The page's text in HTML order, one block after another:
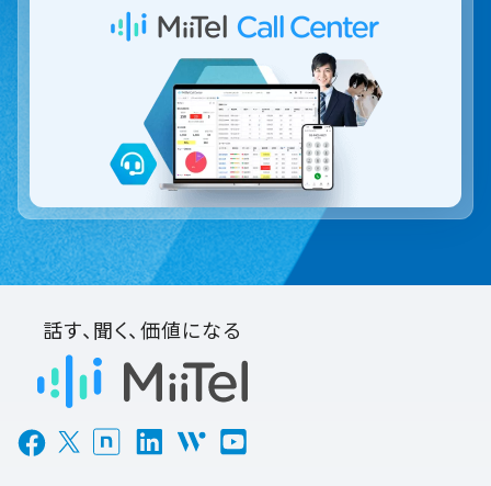
話す、聞く、価値になる